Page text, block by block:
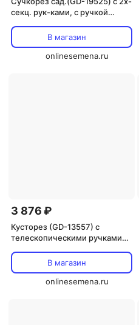
секц. рук-ками, с ручкой
В магазин
onlinesemena.ru
3 876 ₽
Кусторез (GD-13557) с
телескопическими ручками
В магазин
onlinesemena.ru